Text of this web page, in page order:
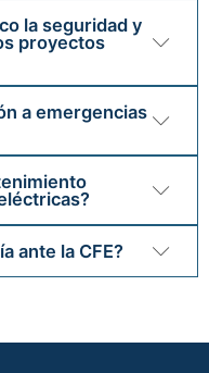
la seguridad y
proyectos
a emergencias
ante la CFE?